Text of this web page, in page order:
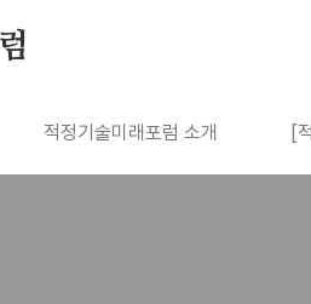
적정기술미래포럼 소개 [